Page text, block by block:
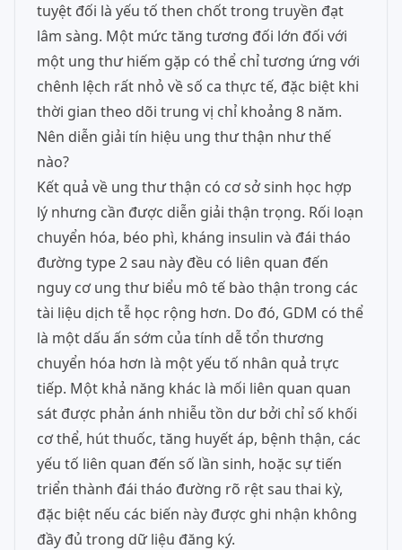
tuyệt đối là yếu tố then chốt trong truyền đạt
lâm sàng. Một mức tăng tương đối lớn đối với
một ung thư hiếm gặp có thể chỉ tương ứng với
chênh lệch rất nhỏ về số ca thực tế, đặc biệt khi
thời gian theo dõi trung vị chỉ khoảng 8 năm.
Nên diễn giải tín hiệu ung thư thận như thế
nào?
Kết quả về ung thư thận có cơ sở sinh học hợp
lý nhưng cần được diễn giải thận trọng. Rối loạn
chuyển hóa, béo phì, kháng insulin và đái tháo
đường type 2 sau này đều có liên quan đến
nguy cơ ung thư biểu mô tế bào thận trong các
tài liệu dịch tễ học rộng hơn. Do đó, GDM có thể
là một dấu ấn sớm của tính dễ tổn thương
chuyển hóa hơn là một yếu tố nhân quả trực
tiếp. Một khả năng khác là mối liên quan quan
sát được phản ánh nhiễu tồn dư bởi chỉ số khối
cơ thể, hút thuốc, tăng huyết áp, bệnh thận, các
yếu tố liên quan đến số lần sinh, hoặc sự tiến
triển thành đái tháo đường rõ rệt sau thai kỳ,
đặc biệt nếu các biến này được ghi nhận không
đầy đủ trong dữ liệu đăng ký.